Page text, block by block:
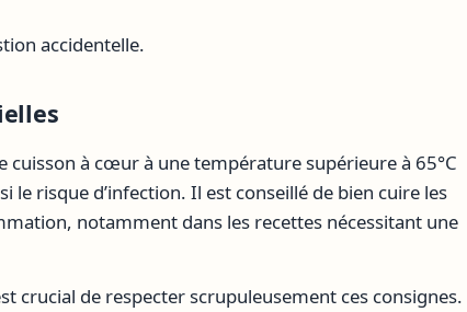
accidentelle.
cuisson à cœur à une température supérieure à 65°C
risque d’infection. Il est conseillé de bien cuire les
notamment dans les recettes nécessitant une
crucial de respecter scrupuleusement ces consignes.